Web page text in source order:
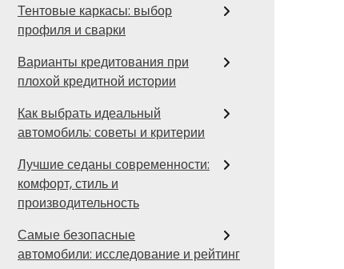
Тентовые каркасы: выбор
профиля и сварки
Варианты кредитования при
плохой кредитной истории
Как выбрать идеальный
автомобиль: советы и критерии
Лучшие седаны современности:
комфорт, стиль и
производительность
Самые безопасные
автомобили: исследование и рейтинг